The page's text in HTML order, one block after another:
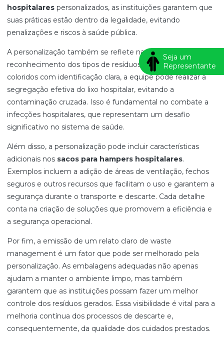
hospitalares personalizados, as instituições garantem que
suas práticas estão dentro da legalidade, evitando
penalizações e riscos à saúde pública.
A personalização também se reflete na facilidade de
reconhecimento dos tipos de resíduos. Ao usar sacos
coloridos com identificação clara, a equipe pode realizar a
segregação efetiva do lixo hospitalar, evitando a
contaminação cruzada. Isso é fundamental no combate a
infecções hospitalares, que representam um desafio
significativo no sistema de saúde.
Além disso, a personalização pode incluir características
adicionais nos sacos para hampers hospitalares.
Exemplos incluem a adição de áreas de ventilação, fechos
seguros e outros recursos que facilitam o uso e garantem a
segurança durante o transporte e descarte. Cada detalhe
conta na criação de soluções que promovem a eficiência e
a segurança operacional.
Por fim, a emissão de um relato claro de waste
management é um fator que pode ser melhorado pela
personalização. As embalagens adequadas não apenas
ajudam a manter o ambiente limpo, mas também
garantem que as instituições possam fazer um melhor
controle dos resíduos gerados. Essa visibilidade é vital para a
melhoria contínua dos processos de descarte e,
consequentemente, da qualidade dos cuidados prestados.
Seja um
Representante